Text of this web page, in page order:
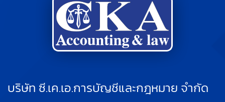
บริษัท ซี.เค.เอ.การบัญชีและกฎหมาย จำกัด